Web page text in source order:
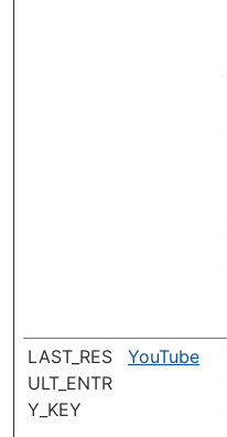
LAST_RES
ULT_ENTR
Y_KEY
YouTube